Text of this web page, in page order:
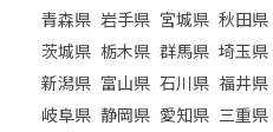
青森県 岩手県 宮城県 秋田県
茨城県 栃木県 群馬県 埼玉県
新潟県 富山県 石川県 福井県
岐阜県 静岡県 愛知県 三重県